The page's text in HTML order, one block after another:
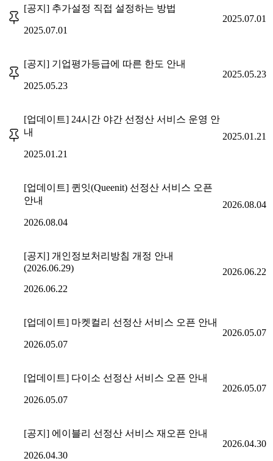
[공지] 추가설정 직접 설정하는 방법
2025.07.01
2025.07.01
[공지] 기업평가등급에 따른 한도 안내
2025.05.23
2025.05.23
[업데이트] 24시간 야간 선정산 서비스 운영 안
내
2025.01.21
2025.01.21
[업데이트] 퀸잇(Queenit) 선정산 서비스 오픈
안내
2026.08.04
2026.08.04
[공지] 개인정보처리방침 개정 안내
(2026.06.29)
2026.06.22
2026.06.22
[업데이트] 마켓컬리 선정산 서비스 오픈 안내
2026.05.07
2026.05.07
[업데이트] 다이소 선정산 서비스 오픈 안내
2026.05.07
2026.05.07
[공지] 에이블리 선정산 서비스 재오픈 안내
2026.04.30
2026.04.30